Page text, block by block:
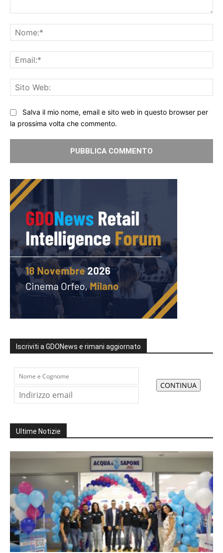
Salva il mio nome, email e sito web in questo browser per
la prossima volta che commento.
Iscriviti a GDONews e rimani aggiornato
Ultime Notizie